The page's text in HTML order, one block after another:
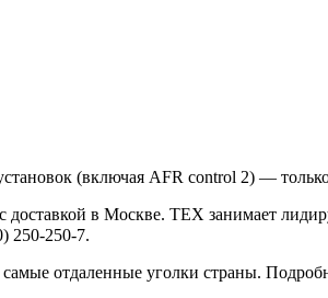
(включая AFR control 2) —
в Москве. ТЕХ занимает
250-250-7.
отдаленные уголки страны.